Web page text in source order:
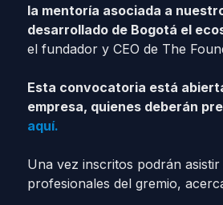
la mentoría asociada a
desarrollado de Bogotá el
el fundador y CEO de The
Esta convocatoria está
empresa, quienes deberán
aquí.
Una vez inscritos podrán
profesionales del gremio,